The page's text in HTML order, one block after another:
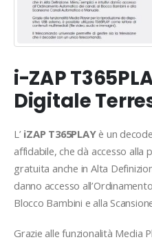
i-ZAP
Digitale
L’ iZAP T365PLAYè un
affidabile, che dà accesso alla
gratuita anche in Alta
danno accesso
Blocco Bambini e alla
Grazie alle funzionalità Media